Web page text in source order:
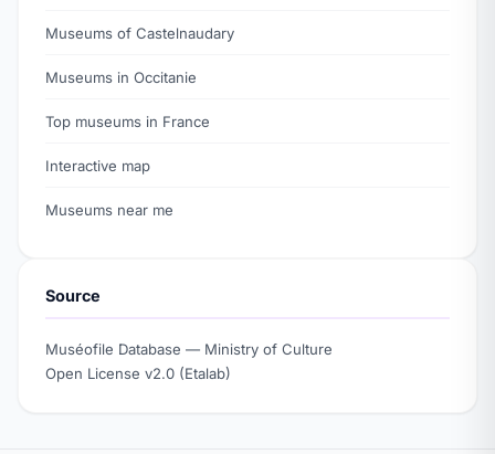
Museums of Castelnaudary
Museums in Occitanie
Top museums in France
Interactive map
Museums near me
Source
Muséofile Database — Ministry of Culture
Open License v2.0 (Etalab)